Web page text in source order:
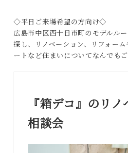
◇平日ご来場希望の方向け◇
広島市中区西十日市町のモデルル
探し、リノベーション、リフォー
ートなど住まいについてなんでもご
『箱デコ』のリノ
相談会